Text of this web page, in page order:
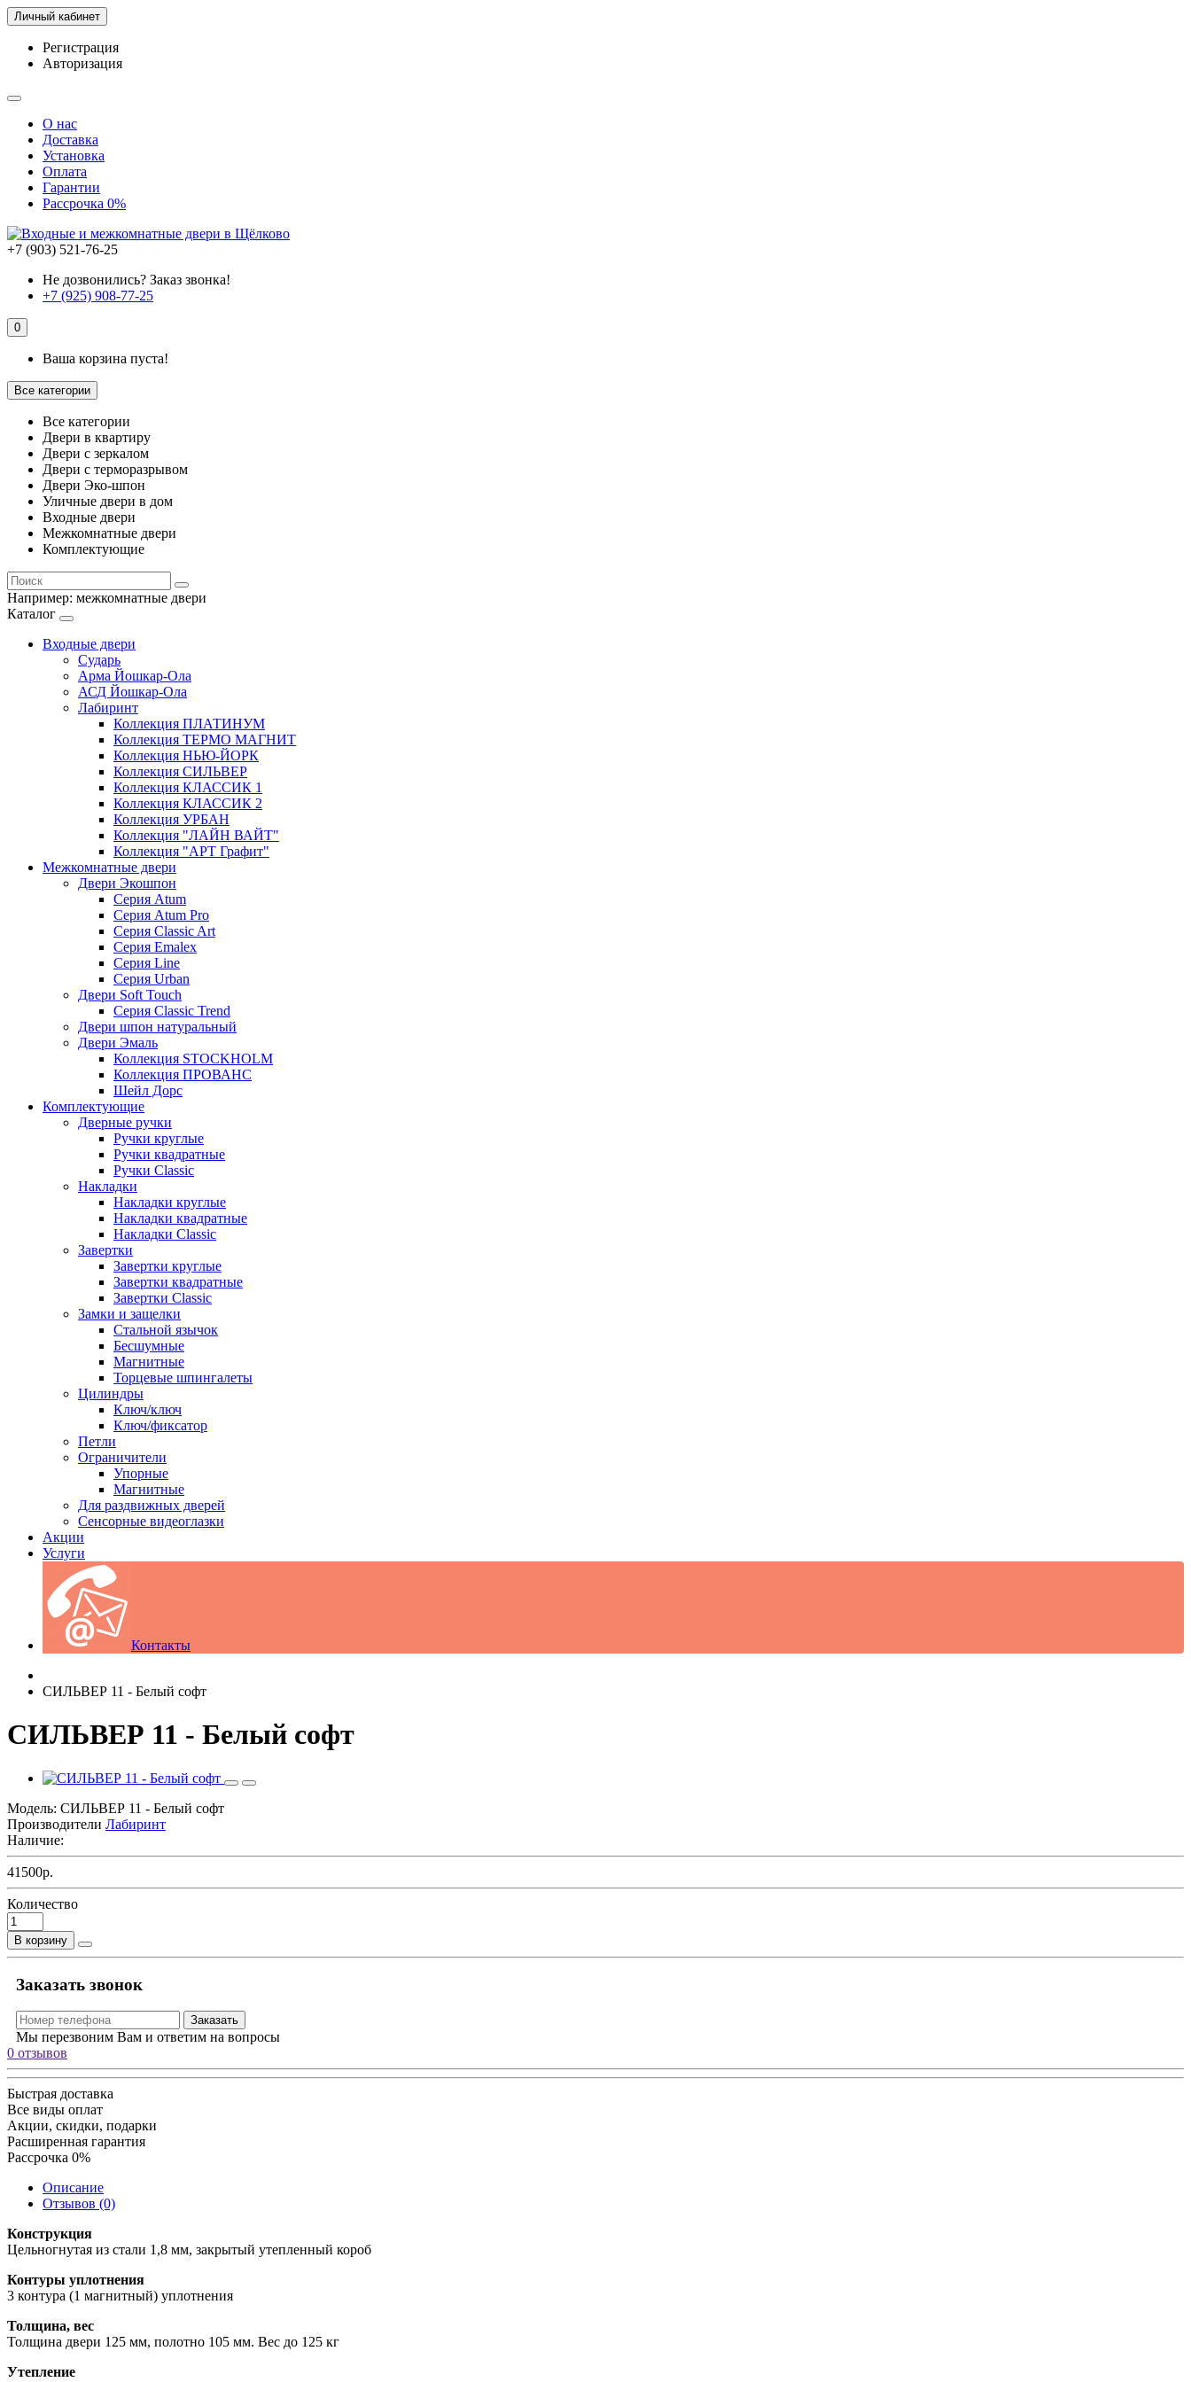
Личный кабинет
Регистрация
Авторизация
О нас
Доставка
Установка
Оплата
Гарантии
Рассрочка 0%
+7 (903) 521-76-25
Не дозвонились? Заказ звонка!
+7 (925) 908-77-25
0
Ваша корзина пуста!
Все категории
Все категории
Двери в квартиру
Двери с зеркалом
Двери с терморазрывом
Двери Эко-шпон
Уличные двери в дом
Входные двери
Межкомнатные двери
Комплектующие
Например: межкомнатные двери
Каталог
Входные двери
Сударь
Арма Йошкар-Ола
АСД Йошкар-Ола
Лабиринт
Коллекция ПЛАТИНУМ
Коллекция ТЕРМО МАГНИТ
Коллекция НЬЮ-ЙОРК
Коллекция СИЛЬВЕР
Коллекция КЛАССИК 1
Коллекция КЛАССИК 2
Коллекция УРБАН
Коллекция "ЛАЙН ВАЙТ"
Коллекция "AРT Графит"
Межкомнатные двери
Двери Экошпон
Серия Atum
Серия Atum Pro
Серия Classic Art
Серия Emalex
Серия Line
Серия Urban
Двери Soft Touch
Серия Classic Trend
Двери шпон натуральный
Двери Эмаль
Коллекция STOCKHOLM
Коллекция ПРОВАНС
Шейл Дорс
Комплектующие
Дверные ручки
Ручки круглые
Ручки квадратные
Ручки Classic
Накладки
Накладки круглые
Накладки квадратные
Накладки Classic
Завертки
Завертки круглые
Завертки квадратные
Завертки Classic
Замки и защелки
Стальной язычок
Бесшумные
Магнитные
Торцевые шпингалеты
Цилиндры
Ключ/ключ
Ключ/фиксатор
Петли
Ограничители
Упорные
Магнитные
Для раздвижных дверей
Сенсорные видеоглазки
Акции
Услуги
Контакты
СИЛЬВЕР 11 - Белый софт
СИЛЬВЕР 11 - Белый софт
Модель: СИЛЬВЕР 11 - Белый софт
Производители Лабиринт
Наличие:
41500р.
Количество
В корзину
Заказать звонок
Заказать
Мы перезвоним Вам и ответим на вопросы
0 отзывов
Быстрая доставка
Все виды оплат
Акции, скидки, подарки
Расширенная гарантия
Рассрочка 0%
Описание
Отзывов (0)
Конструкция
Цельногнутая из стали 1,8 мм, закрытый утепленный короб
Контуры уплотнения
3 контура (1 магнитный) уплотнения
Толщина, вес
Толщина двери 125 мм, полотно 105 мм. Вес до 125 кг
Утепление